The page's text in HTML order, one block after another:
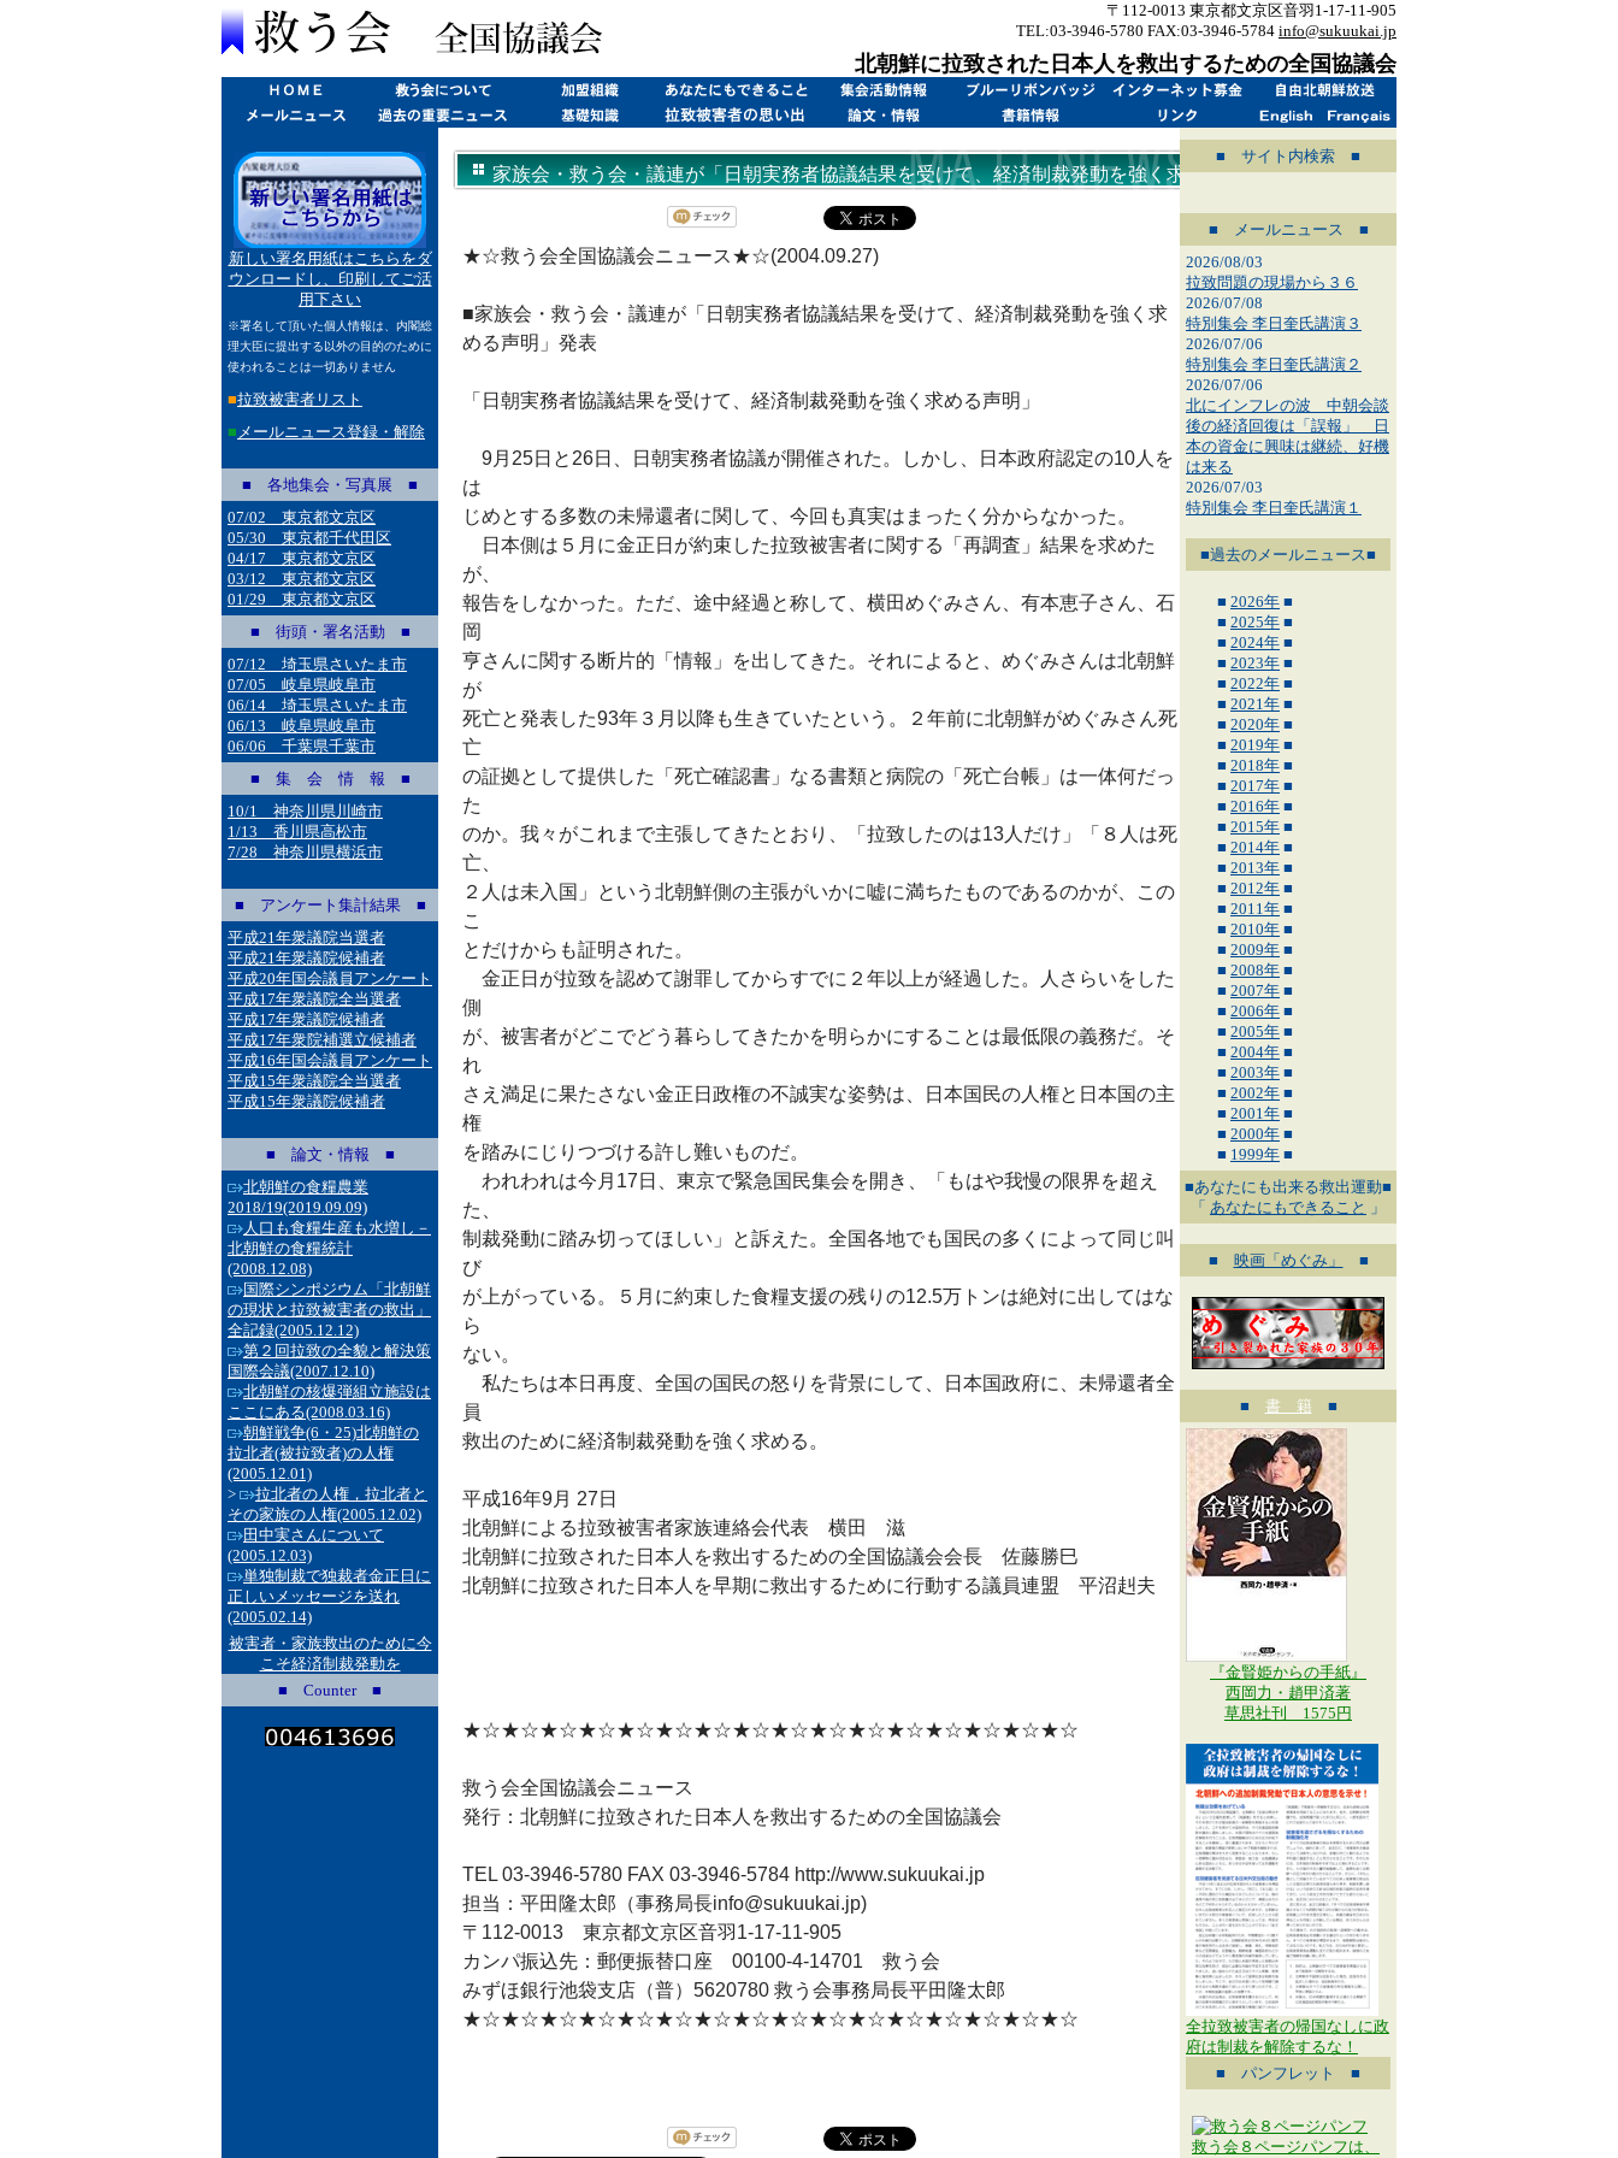
〒112-0013 東京都文京区音羽1-17-11-905
TEL:03-3946-5780 FAX:03-3946-5784 info@sukuukai.jp
北朝鮮に拉致された日本人を救出するための全国協議会
新しい署名用紙はこちらをダ
ウンロードし、印刷してご活
用下さい
※署名して頂いた個人情報は、内閣総
理大臣に提出する以外の目的のために
使われることは一切ありません
■拉致被害者リスト
■ メールニュース登録・解除
■ 各地集会・写真展 ■
07/02 東京都文京区
05/30 東京都千代田区
04/17 東京都文京区
03/12 東京都文京区
01/29 東京都文京区
■ 街頭・署名活動 ■
07/12 埼玉県さいたま市
07/05 岐阜県岐阜市
06/14 埼玉県さいたま市
06/13 岐阜県岐阜市
06/06 千葉県千葉市
■ 集 会 情 報 ■
10/1 神奈川県川崎市
1/13 香川県高松市
7/28 神奈川県横浜市
■ アンケート集計結果 ■
平成21年衆議院当選者
平成21年衆議院候補者
平成20年国会議員アンケート
平成17年衆議院全当選者
平成17年衆議院候補者
平成17年衆院補選立候補者
平成16年国会議員アンケート
平成15年衆議院全当選者
平成15年衆議院候補者
■ 論文・情報 ■
北朝鮮の食糧農業
2018/19(2019.09.09)
人口も食糧生産も水増し－
北朝鮮の食糧統計
(2008.12.08)
国際シンポジウム「北朝鮮
の現状と拉致被害者の救出」
全記録(2005.12.12)
第２回拉致の全貌と解決策
国際会議(2007.12.10)
北朝鮮の核爆弾組立施設は
ここにある(2008.03.16)
朝鮮戦争(6・25)北朝鮮の
拉北者(被拉致者)の人権
(2005.12.01)
>
拉北者の人権，拉北者と
その家族の人権(2005.12.02)
田中実さんについて
(2005.12.03)
単独制裁で独裁者金正日に
正しいメッセージを送れ
(2005.02.14)
被害者・家族救出のために今
こそ経済制裁発動を
■ Counter ■
家族会・救う会・議連が「日朝実務者協議結果を受けて、経済制裁発動を強く求
める声明」発表(2004/09/27)
★☆救う会全国協議会ニュース★☆(2004.09.27)
■家族会・救う会・議連が「日朝実務者協議結果を受けて、経済制裁発動を強く求
める声明」発表
「日朝実務者協議結果を受けて、経済制裁発動を強く求める声明」
9月25日と26日、日朝実務者協議が開催された。しかし、日本政府認定の10人を
は
じめとする多数の未帰還者に関して、今回も真実はまったく分からなかった。
日本側は５月に金正日が約束した拉致被害者に関する「再調査」結果を求めた
が、
報告をしなかった。ただ、途中経過と称して、横田めぐみさん、有本恵子さん、石
岡
亨さんに関する断片的「情報」を出してきた。それによると、めぐみさんは北朝鮮
が
死亡と発表した93年３月以降も生きていたという。２年前に北朝鮮がめぐみさん死
亡
の証拠として提供した「死亡確認書」なる書類と病院の「死亡台帳」は一体何だっ
た
のか。我々がこれまで主張してきたとおり、「拉致したのは13人だけ」「８人は死
亡、
２人は未入国」という北朝鮮側の主張がいかに嘘に満ちたものであるのかが、この
こ
とだけからも証明された。
金正日が拉致を認めて謝罪してからすでに２年以上が経過した。人さらいをした
側
が、被害者がどこでどう暮らしてきたかを明らかにすることは最低限の義務だ。そ
れ
さえ満足に果たさない金正日政権の不誠実な姿勢は、日本国民の人権と日本国の主
権
を踏みにじりつづける許し難いものだ。
われわれは今月17日、東京で緊急国民集会を開き、「もはや我慢の限界を超え
た、
制裁発動に踏み切ってほしい」と訴えた。全国各地でも国民の多くによって同じ叫
び
が上がっている。５月に約束した食糧支援の残りの12.5万トンは絶対に出してはな
ら
ない。
私たちは本日再度、全国の国民の怒りを背景にして、日本国政府に、未帰還者全
員
救出のために経済制裁発動を強く求める。
平成16年9月 27日
北朝鮮による拉致被害者家族連絡会代表 横田 滋
北朝鮮に拉致された日本人を救出するための全国協議会会長 佐藤勝巳
北朝鮮に拉致された日本人を早期に救出するために行動する議員連盟 平沼赳夫
★☆★☆★☆★☆★☆★☆★☆★☆★☆★☆★☆★☆★☆★☆★☆★☆
救う会全国協議会ニュース
発行：北朝鮮に拉致された日本人を救出するための全国協議会
TEL 03-3946-5780 FAX 03-3946-5784 http://www.sukuukai.jp
担当：平田隆太郎（事務局長info@sukuukai.jp)
〒112-0013 東京都文京区音羽1-17-11-905
カンパ振込先：郵便振替口座 00100-4-14701 救う会
みずほ銀行池袋支店（普）5620780 救う会事務局長平田隆太郎
★☆★☆★☆★☆★☆★☆★☆★☆★☆★☆★☆★☆★☆★☆★☆★☆
■ サイト内検索 ■
■ メールニュース ■
2026/08/03
拉致問題の現場から３６
2026/07/08
特別集会 李日奎氏講演３
2026/07/06
特別集会 李日奎氏講演２
2026/07/06
北にインフレの波 中朝会談
後の経済回復は「誤報」 日
本の資金に興味は継続、好機
は来る
2026/07/03
特別集会 李日奎氏講演１
■過去のメールニュース■
■ 2026年 ■
■ 2025年 ■
■ 2024年 ■
■ 2023年 ■
■ 2022年 ■
■ 2021年 ■
■ 2020年 ■
■ 2019年 ■
■ 2018年 ■
■ 2017年 ■
■ 2016年 ■
■ 2015年 ■
■ 2014年 ■
■ 2013年 ■
■ 2012年 ■
■ 2011年 ■
■ 2010年 ■
■ 2009年 ■
■ 2008年 ■
■ 2007年 ■
■ 2006年 ■
■ 2005年 ■
■ 2004年 ■
■ 2003年 ■
■ 2002年 ■
■ 2001年 ■
■ 2000年 ■
■ 1999年 ■
■あなたにも出来る救出運動■
「 あなたにもできること 」
■ 映画「めぐみ」 ■
■ 書 籍 ■
『金賢姫からの手紙』
西岡力・趙甲済著
草思社刊 1575円
全拉致被害者の帰国なしに政
府は制裁を解除するな！
■ パンフレット ■
救う会８ページパンフは、